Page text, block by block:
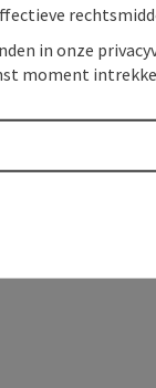
in onze
moment